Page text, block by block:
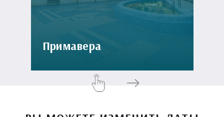
Примавера